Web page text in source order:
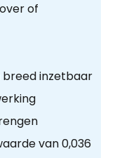
of
inzetbaar
van 0,036